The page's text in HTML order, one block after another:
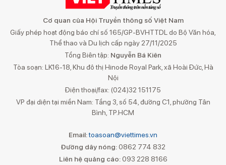
Cơ quan của Hội Truyền thông số Việt Nam
Giấy phép hoạt động báo chí số 165/GP-BVHTTDL do Bộ Văn hóa,
Thể thao và Du lịch cấp ngày 27/11/2025
Tổng Biên tập: Nguyễn Bá Kiên
Tòa soạn: LK16-18, Khu đô thị Hinode Royal Park, xã Hoài Đức, Hà
Nội
Điện thoại/fax: (024)32 151175
VP đại diện tại miền Nam: Tầng 3, số 54, đường C1, phường Tân
Bình, TP.HCM
Email:toasoan@viettimes.vn
Đường dây nóng: 0862 774 832
Liên hệ quảng cáo:093 228 8166